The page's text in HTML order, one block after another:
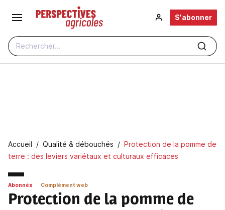
Aller au contenu principal
Rechercher...
S'abonner
Fil d'Ariane
Accueil Qualité & débouchés
Protection de la pomme de
terre : des leviers variétaux et culturaux efficaces
Abonnés Complément web
Protection de la pomme de